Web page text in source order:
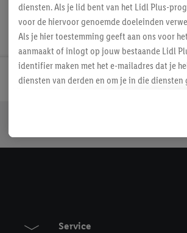
klant
Service
diensten. Als je lid bent van het Lidl Plus-
voor de hiervoor genoemde doeleinden
Als je hier toestemming geeft aan ons voor
aanmaakt of inlogt op jouw bestaande Lidl
identifier maken met het e-mailadres dat je
diensten van derden en om je in die
Als je hiervoor toestemming geeft, dan
eerder interesse hebt getoond (bijvoorbeeld
Lidl-diensten worden weergegeven, als
mailadres en met eventuele andere
verwerkingsdoeleinden je instemt. Verder